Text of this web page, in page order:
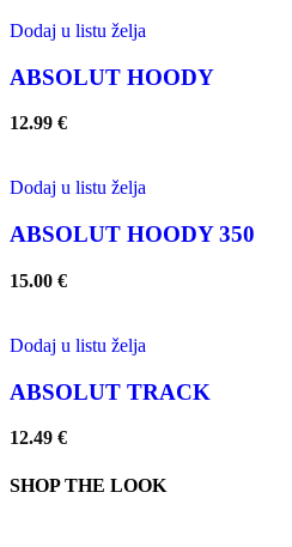
Dodaj u listu želja
ABSOLUT HOODY
12.99 €
Dodaj u listu želja
ABSOLUT HOODY 350
15.00 €
Dodaj u listu želja
ABSOLUT TRACK
12.49 €
SHOP THE LOOK